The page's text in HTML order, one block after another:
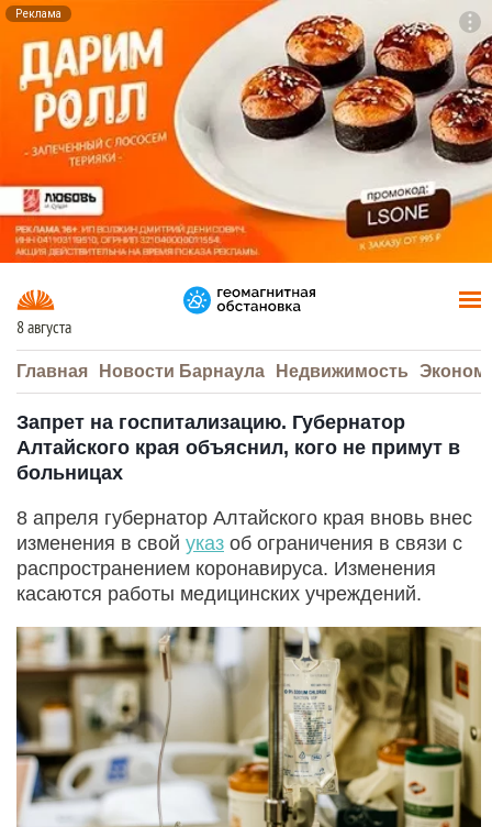
Реклама
8 августа
Главная Новости Барнаула Недвижимость
Запрет на госпитализацию. Губернатор
Алтайского края объяснил, кого не примут в
больницах
8 апреля губернатор Алтайского края вновь внес
изменения в свой указ об ограничения в связи с
распространением коронавируса. Изменения
касаются работы медицинских учреждений.